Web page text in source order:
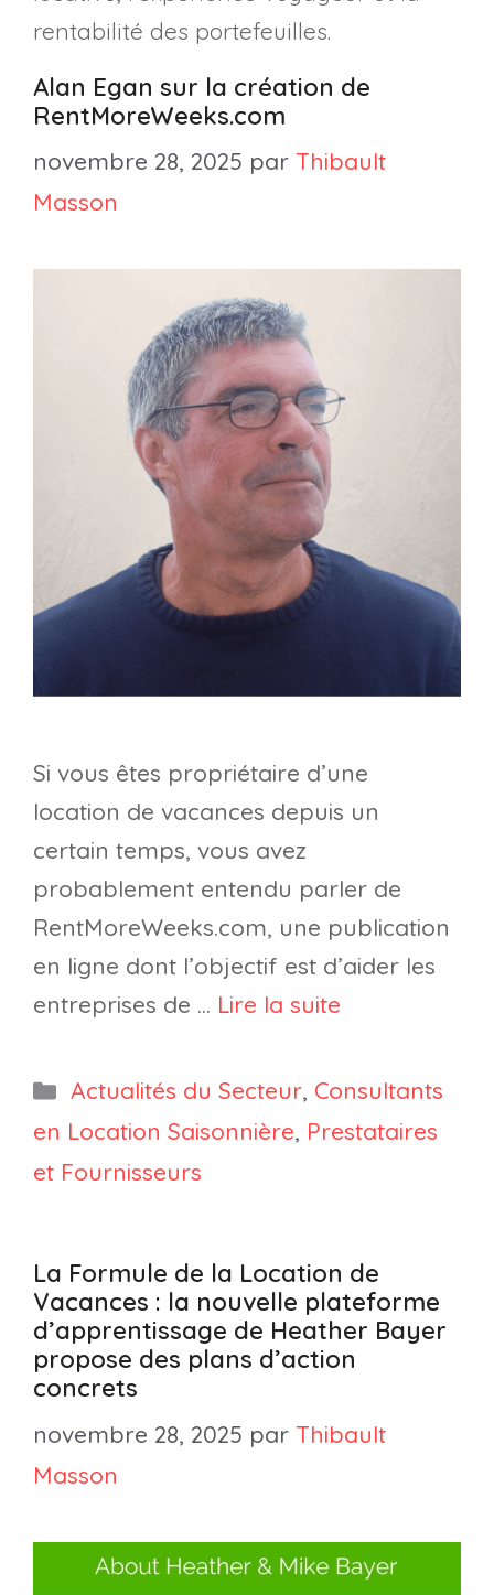
rentabilité des portefeuilles.
Alan Egan sur la création de
RentMoreWeeks.com
novembre 28, 2025 par Thibault
Masson
Si vous êtes propriétaire d’une
location de vacances depuis un
certain temps, vous avez
probablement entendu parler de
RentMoreWeeks.com, une publication
en ligne dont l’objectif est d’aider les
entreprises de … Lire la suite
Catégories
Actualités du Secteur, Consultants
en Location Saisonnière, Prestataires
et Fournisseurs
La Formule de la Location de
Vacances : la nouvelle plateforme
d’apprentissage de Heather Bayer
propose des plans d’action
concrets
novembre 28, 2025 par Thibault
Masson